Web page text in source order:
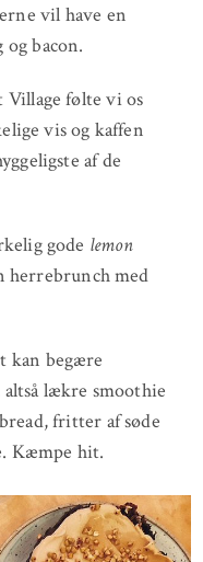
vil have en
bacon.
Village følte vi os
vis og kaffen
af de
gode lemon
med
kan begære
altså lækre smoothie
fritter af søde
Kæmpe hit.